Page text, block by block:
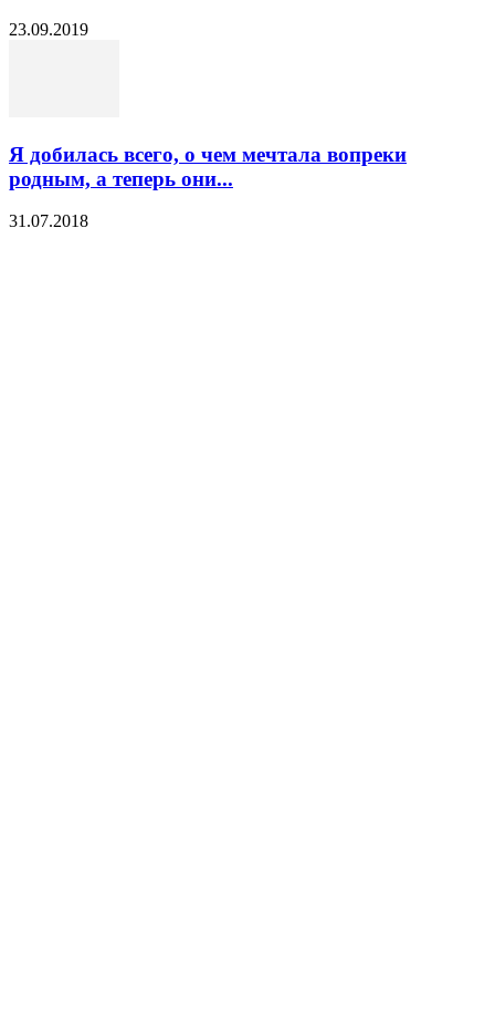
23.09.2019
Я добилась всего, о чем мечтала вопреки
родным, а теперь они...
31.07.2018